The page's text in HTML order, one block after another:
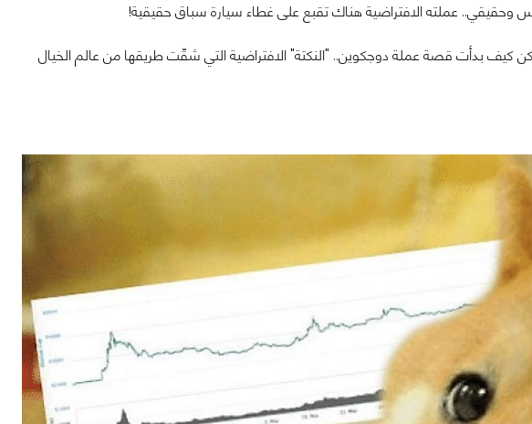
عملته الافتراضية هناك تقبع على غطاء سيارة سباق حقيقية!
كيف بدأت قصة عملة دوجكوين.. "النكتة" الافتراضية التي شقّت طريقها من عالم الخيال